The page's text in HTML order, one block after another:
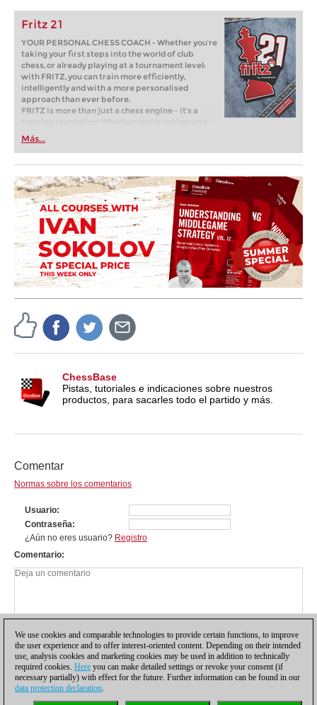
Fritz 21
YOUR PERSONAL CHESS COACH - Whether you’re
taking your first steps into the world of club
chess, or already playing at a tournament level:
with FRITZ, you can train more efficiently,
intelligently and with a more personalised
approach than ever before.
FRITZ is more than just a chess engine – it’s a
training revolution! Whether you’re taking your
first steps into the world of club chess, or already
playing at a tournament level: with FRITZ, you can
train more efficiently, intelligently and with a
more personalised approach than ever before.
Más...
ChessBase
Pistas, tutoriales e indicaciones sobre nuestros
productos, para sacarles todo el partido y más.
Comentar
Normas sobre los comentarios
Usuario
Contraseña
¿Aún no eres usuario? Registro
Comentario
We use cookies and comparable technologies to provide certain functions, to improve
the user experience and to offer interest-oriented content. Depending on their intended
use, analysis cookies and marketing cookies may be used in addition to technically
required cookies. Here you can make detailed settings or revoke your consent (if
necessary partially) with effect for the future. Further information can be found in our
data protection declaration.